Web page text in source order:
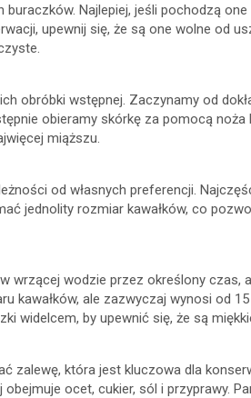
Najlepiej, jeśli pochodzą
upewnij się, że są one wolne od
obróbki wstępnej. Zaczynamy od
obieramy skórkę za pomocą
miąższu.
od własnych preferencji.
jednolity rozmiar kawałków, co
wrzącej wodzie przez określony czas,
kawałków, ale zazwyczaj wynosi od
widelcem, by upewnić się, że są
zalewę, która jest kluczowa dla
ocet, cukier, sól i przyprawy.